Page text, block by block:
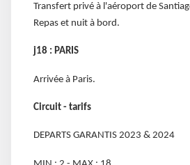
Transfert privé à l'aéroport de
Repas et nuit à bord.
j18 : PARIS
Arrivée à Paris.
Circuit - tarifs
DEPARTS GARANTIS 2023 & 2024